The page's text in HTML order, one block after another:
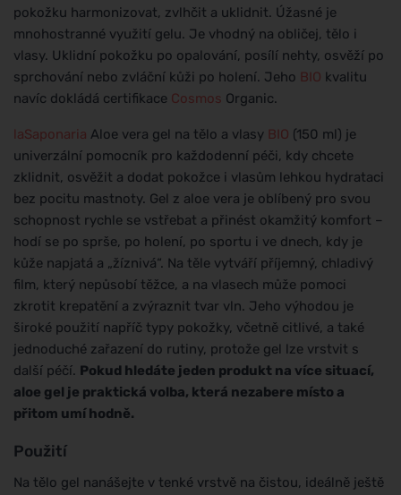
pokožku harmonizovat, zvlhčit a uklidnit. Úžasné je
mnohostranné využití gelu. Je vhodný na obličej, tělo i
vlasy. Uklidní pokožku po opalování, posílí nehty, osvěží po
sprchování nebo zvláční kůži po holení. Jeho BIO kvalitu
navíc dokládá certifikace Cosmos Organic.
laSaponaria Aloe vera gel na tělo a vlasy BIO (150 ml) je
univerzální pomocník pro každodenní péči, kdy chcete
zklidnit, osvěžit a dodat pokožce i vlasům lehkou hydrataci
bez pocitu mastnoty. Gel z aloe vera je oblíbený pro svou
schopnost rychle se vstřebat a přinést okamžitý komfort –
hodí se po sprše, po holení, po sportu i ve dnech, kdy je
kůže napjatá a „žíznivá“. Na těle vytváří příjemný, chladivý
film, který nepůsobí těžce, a na vlasech může pomoci
zkrotit krepatění a zvýraznit tvar vln. Jeho výhodou je
široké použití napříč typy pokožky, včetně citlivé, a také
jednoduché zařazení do rutiny, protože gel lze vrstvit s
další péčí. Pokud hledáte jeden produkt na více situací,
aloe gel je praktická volba, která nezabere místo a
přitom umí hodně.
Použití
Na tělo gel nanášejte v tenké vrstvě na čistou, ideálně ještě